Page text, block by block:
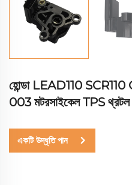
হোন্ডা LEAD110
003 মটরসাইকেল TPS থ্রটল
একটি উদ্ধৃতি পান